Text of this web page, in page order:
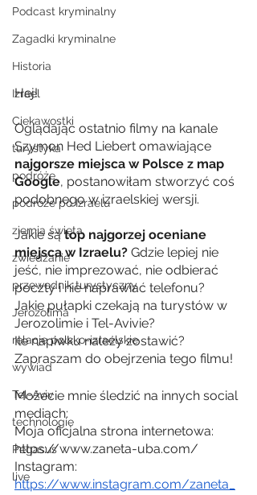
Podcast kryminalny
Zagadki kryminalne
Historia
Izrael
Ciekawostki
turystyka
podróże
podróże po Izraelu
ziemia święta
zwiedzanie
przewodnik turystyczny
Jerozolima
relacje polsko-izraelskie
wywiad
Tel-Aviv
technologie
Pegasus
live
Hej!
Oglądając ostatnio filmy na kanale
Szymon Hed Liebert omawiające
najgorsze miejsca w Polsce z map
Google, postanowiłam stworzyć coś
podobnego w izraelskiej wersji.
Jakie są top najgorzej oceniane
miejsca w Izraelu? Gdzie lepiej nie
jeść, nie imprezować, nie odbierać
poczty i nie naprawiać telefonu?
Jakie pułapki czekają na turystów w
Jerozolimie i Tel-Avivie?
Ile napiwku należy zostawić?
Zapraszam do obejrzenia tego filmu!
Możecie mnie śledzić na innych social
mediach:
Moja oficjalna strona internetowa:
https://www.zaneta-uba.com/
Instagram:
https://www.instagram.com/zaneta_